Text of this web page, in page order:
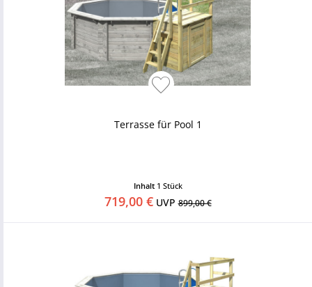
Terrasse für Pool 1
Inhalt 1 Stück
719,00 €UVP899,00 €